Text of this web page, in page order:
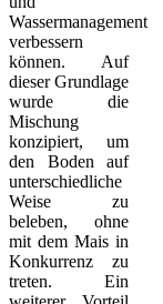
Wassermanagement
verbessern
können. Auf
dieser Grundlage
wurde die
Mischung
konzipiert, um
den Boden auf
unterschiedliche
Weise zu
beleben, ohne
mit dem Mais in
Konkurrenz zu
treten. Ein